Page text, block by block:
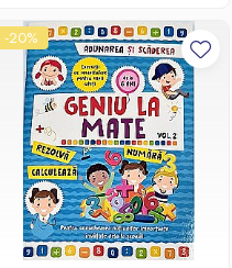
-20%